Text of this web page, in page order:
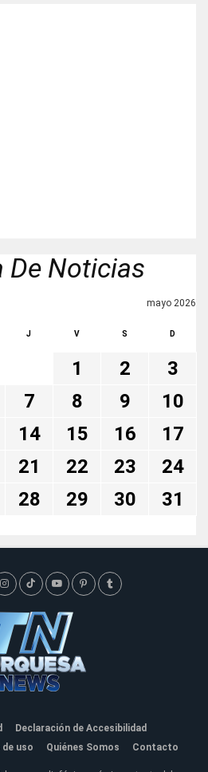
De Noticias
mayo 2026
J V S D
1 2
3
7 8 9
10
14 15 16
17
21 22 23
24
28 29 30
31
Declaración de Accesibilidad
uso
Quiénes Somos Contacto